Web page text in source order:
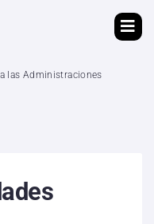
las Administraciones